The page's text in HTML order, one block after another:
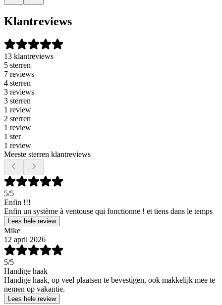
Klantreviews
13 klantreviews
5 sterren
7 reviews
4 sterren
3 reviews
3 sterren
1 review
2 sterren
1 review
1 ster
1 review
Meeste sterren klantreviews
5/5
Enfin !!!
Enfin un système à ventouse qui fonctionne ! et tiens dans le temps
Lees hele review
Mike
12 april 2026
5/5
Handige haak
Handige haak, op veel plaatsen te bevestigen, ook makkelijk mee te
nemen op vakantie.
Lees hele review